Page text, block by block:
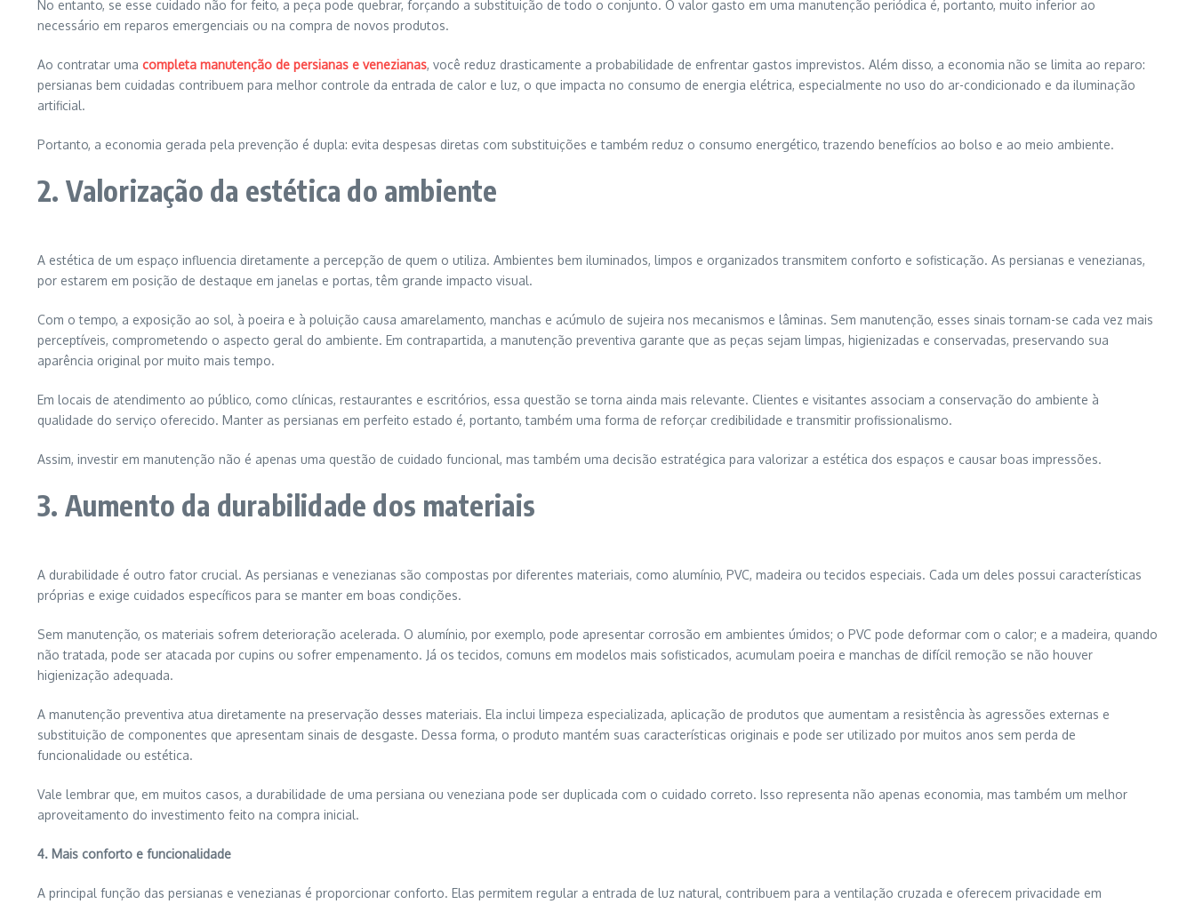
No entanto, se esse cuidado não for feito, a peça pode quebrar, forçando a substituição de todo o conjunto. O valor gasto em uma manutenção periódica é, portanto, muito inferior ao
necessário em reparos emergenciais ou na compra de novos produtos.
Ao contratar uma completa manutenção de persianas e venezianas, você reduz drasticamente a probabilidade de enfrentar gastos imprevistos. Além disso, a economia não se limita ao reparo:
persianas bem cuidadas contribuem para melhor controle da entrada de calor e luz, o que impacta no consumo de energia elétrica, especialmente no uso do ar-condicionado e da iluminação
artificial.
Portanto, a economia gerada pela prevenção é dupla: evita despesas diretas com substituições e também reduz o consumo energético, trazendo benefícios ao bolso e ao meio ambiente.
2. Valorização da estética do ambiente
A estética de um espaço influencia diretamente a percepção de quem o utiliza. Ambientes bem iluminados, limpos e organizados transmitem conforto e sofisticação. As persianas e venezianas,
por estarem em posição de destaque em janelas e portas, têm grande impacto visual.
Com o tempo, a exposição ao sol, à poeira e à poluição causa amarelamento, manchas e acúmulo de sujeira nos mecanismos e lâminas. Sem manutenção, esses sinais tornam-se cada vez mais
perceptíveis, comprometendo o aspecto geral do ambiente. Em contrapartida, a manutenção preventiva garante que as peças sejam limpas, higienizadas e conservadas, preservando sua
aparência original por muito mais tempo.
Em locais de atendimento ao público, como clínicas, restaurantes e escritórios, essa questão se torna ainda mais relevante. Clientes e visitantes associam a conservação do ambiente à
qualidade do serviço oferecido. Manter as persianas em perfeito estado é, portanto, também uma forma de reforçar credibilidade e transmitir profissionalismo.
Assim, investir em manutenção não é apenas uma questão de cuidado funcional, mas também uma decisão estratégica para valorizar a estética dos espaços e causar boas impressões.
3. Aumento da durabilidade dos materiais
A durabilidade é outro fator crucial. As persianas e venezianas são compostas por diferentes materiais, como alumínio, PVC, madeira ou tecidos especiais. Cada um deles possui características
próprias e exige cuidados específicos para se manter em boas condições.
Sem manutenção, os materiais sofrem deterioração acelerada. O alumínio, por exemplo, pode apresentar corrosão em ambientes úmidos; o PVC pode deformar com o calor; e a madeira, quando
não tratada, pode ser atacada por cupins ou sofrer empenamento. Já os tecidos, comuns em modelos mais sofisticados, acumulam poeira e manchas de difícil remoção se não houver
higienização adequada.
A manutenção preventiva atua diretamente na preservação desses materiais. Ela inclui limpeza especializada, aplicação de produtos que aumentam a resistência às agressões externas e
substituição de componentes que apresentam sinais de desgaste. Dessa forma, o produto mantém suas características originais e pode ser utilizado por muitos anos sem perda de
funcionalidade ou estética.
Vale lembrar que, em muitos casos, a durabilidade de uma persiana ou veneziana pode ser duplicada com o cuidado correto. Isso representa não apenas economia, mas também um melhor
aproveitamento do investimento feito na compra inicial.
4. Mais conforto e funcionalidade
A principal função das persianas e venezianas é proporcionar conforto. Elas permitem regular a entrada de luz natural, contribuem para a ventilação cruzada e oferecem privacidade em